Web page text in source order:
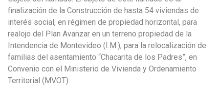
la
construcción
de
viviendas
en
Chacarita
De
finalización de la Construcción de hasta 54 viviendas de
interés social, en régimen de propiedad horizontal, para
realojo del Plan Avanzar en un terreno propiedad de la
Intendencia de Montevideo (I.M.), para la relocalización de
familias del asentamiento “Chacarita de los Padres”, en
Convenio con el Ministerio de Vivienda y Ordenamiento
Territorial (MVOT).